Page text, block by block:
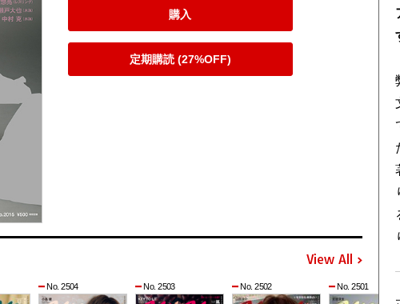
購入
定期購読 (27%OFF)
View All
No. 2504 No. 2503 No. 2502 No. 2501